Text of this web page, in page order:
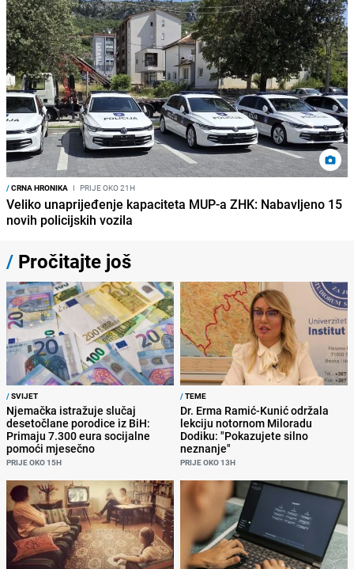
/CRNA HRONIKA I PRIJE OKO 21H
Veliko unaprijeđenje kapaciteta MUP-a ZHK: Nabavljeno 15
novih policijskih vozila
/ Pročitajte još
/SVIJET
Njemačka istražuje slučaj
desetočlane porodice iz BiH:
Primaju 7.300 eura socijalne
pomoći mjesečno
PRIJE OKO 15H
/TEME
Dr. Erma Ramić-Kunić održala
lekciju notornom Miloradu
Dodiku: "Pokazujete silno
neznanje"
PRIJE OKO 13H